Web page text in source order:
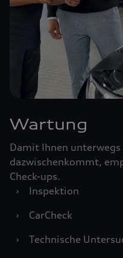
Wartung
Damit Ihnen
dazwischenkommt,
Check-ups.
›
Inspektion
›
CarCheck
›
Technische